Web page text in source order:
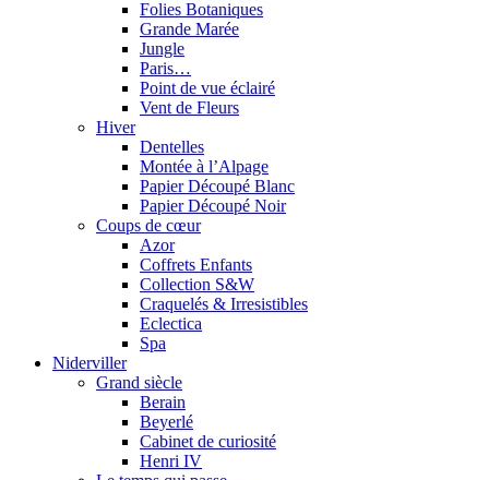
Folies Botaniques
Grande Marée
Jungle
Paris…
Point de vue éclairé
Vent de Fleurs
Hiver
Dentelles
Montée à l’Alpage
Papier Découpé Blanc
Papier Découpé Noir
Coups de cœur
Azor
Coffrets Enfants
Collection S&W
Craquelés & Irresistibles
Eclectica
Spa
Niderviller
Grand siècle
Berain
Beyerlé
Cabinet de curiosité
Henri IV